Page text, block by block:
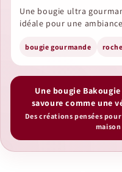
Une bougie ultra
idéale pour une
bougie gourmande
Une bougie
savoure comme une
Des créations pensées